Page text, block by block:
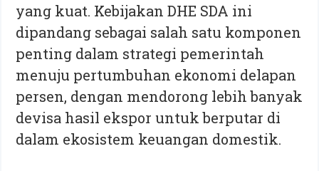
yang kuat. Kebijakan DHE SDA ini
dipandang sebagai salah satu komponen
penting dalam strategi pemerintah
menuju pertumbuhan ekonomi delapan
persen, dengan mendorong lebih banyak
devisa hasil ekspor untuk berputar di
dalam ekosistem keuangan domestik.